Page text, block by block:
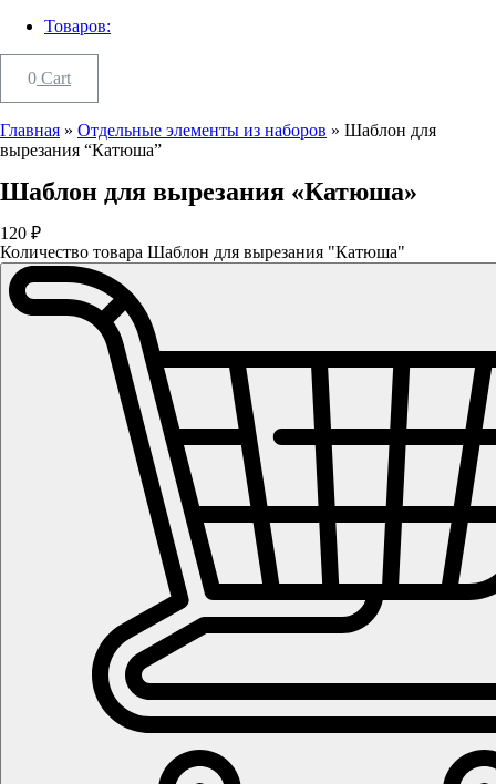
Товаров:
0 Cart
Главная » Отдельные элементы из наборов » Шаблон для
вырезания “Катюша”
Шаблон для вырезания «Катюша»
120 ₽
Количество товара Шаблон для вырезания "Катюша"